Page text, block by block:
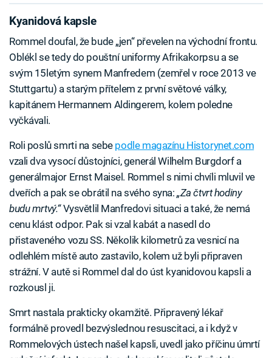
Kyanidová kapsle
Rommel doufal, že bude „jen“ převelen na východní frontu.
Oblékl se tedy do pouštní uniformy Afrikakorpsu a se
svým 15letým synem Manfredem (zemřel v roce 2013 ve
Stuttgartu) a starým přítelem z první světové války,
kapitánem Hermannem Aldingerem, kolem poledne
vyčkávali.
Roli poslů smrti na sebe podle magazínu Historynet.com
vzali dva vysocí důstojníci, generál Wilhelm Burgdorf a
generálmajor Ernst Maisel. Rommel s nimi chvíli mluvil ve
dveřích a pak se obrátil na svého syna:„Za čtvrt hodiny
budu mrtvý.“Vysvětlil Manfredovi situaci a také, že nemá
cenu klást odpor. Pak si vzal kabát a nasedl do
přistaveného vozu SS. Několik kilometrů za vesnicí na
odlehlém místě auto zastavilo, kolem už byli připraven
strážní. V autě si Rommel dal do úst kyanidovou kapsli a
rozkousl ji.
Smrt nastala prakticky okamžitě. Připravený lékař
formálně provedl bezvýslednou resuscitaci, a i když v
Rommelových ústech našel kapsli, uvedl jako příčinu úmrtí